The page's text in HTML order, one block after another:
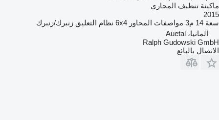
ماكينة تنظيف المجاري
2015
سعة 14 م3 مواصفات المحاور 6x4 نظام التعليق زنبرك/زنبرك
ألمانيا، Auetal
Ralph Gudowski GmbH
الاتصال بالبائع